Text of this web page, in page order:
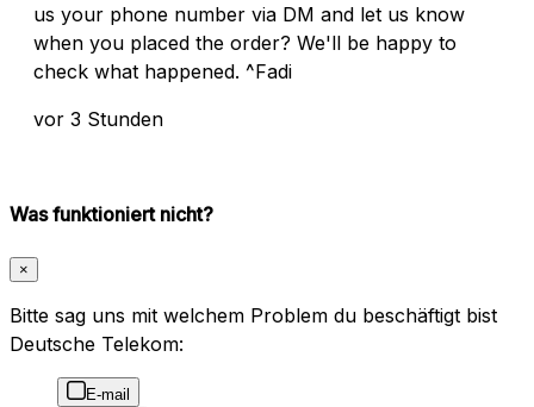
us your phone number via DM and let us know
when you placed the order? We'll be happy to
check what happened. ^Fadi
vor 3 Stunden
Was funktioniert nicht?
×
Bitte sag uns mit welchem Problem du beschäftigt bist
Deutsche Telekom:
E-mail